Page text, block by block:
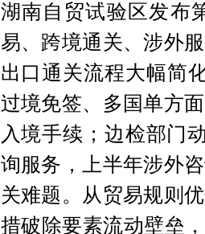
湖南自贸试验区发布
易、跨境通关、涉外
出口通关流程大幅简
过境免签、多国单方
入境手续；边检部门
询服务，上半年涉外
关难题。从贸易规则
措破除要素流动壁垒